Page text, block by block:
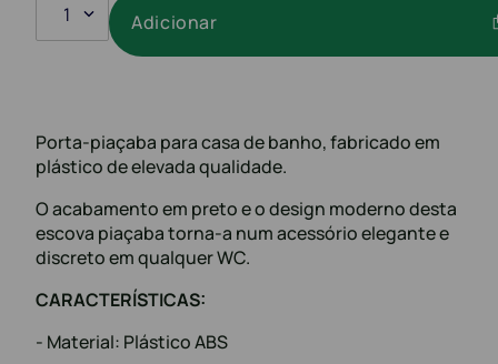
1 Adicionar
Porta-piaçaba para casa de banho, fabricado em
plástico de elevada qualidade.
O acabamento em preto e o design moderno desta
escova piaçaba torna-a num acessório elegante e
discreto em qualquer WC.
CARACTERÍSTICAS:
- Material: Plástico ABS